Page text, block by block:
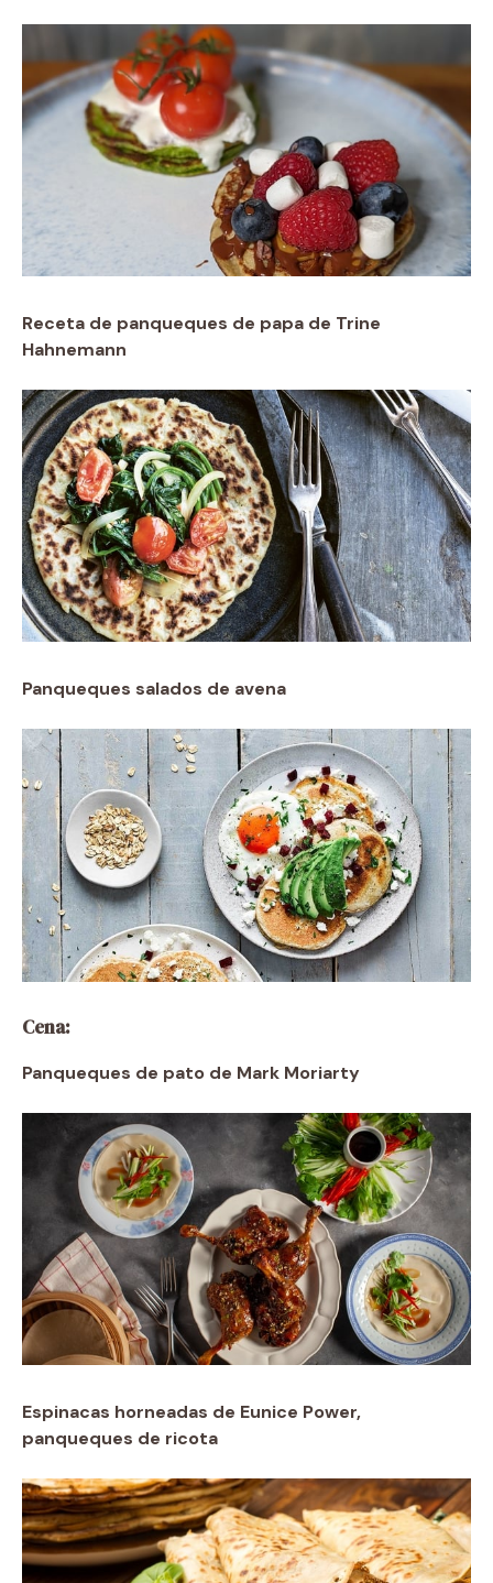
Receta de panqueques de papa de Trine
Hahnemann
Panqueques salados de avena
Cena:
Panqueques de pato de Mark Moriarty
Espinacas horneadas de Eunice Power,
panqueques de ricota